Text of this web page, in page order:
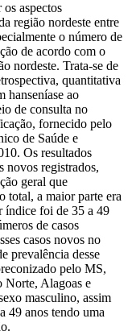
aspectos
região nordeste entre
o número de
de acordo com o
nordeste. Trata-se de
quantitativa
hanseníase ao
de consulta no
fornecido pelo
de Saúde e
Os resultados
novos registrados,
geral que
total, a maior parte era
índice foi de 35 a 49
de casos
casos novos no
prevalência desse
pelo MS,
Norte, Alagoas e
masculino, assim
49 anos tendo uma